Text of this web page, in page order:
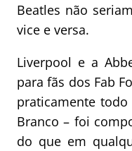
Beatles não
vice e versa.
Liverpool e a
para fãs dos Fab
praticamente todo
Branco – foi
do que em